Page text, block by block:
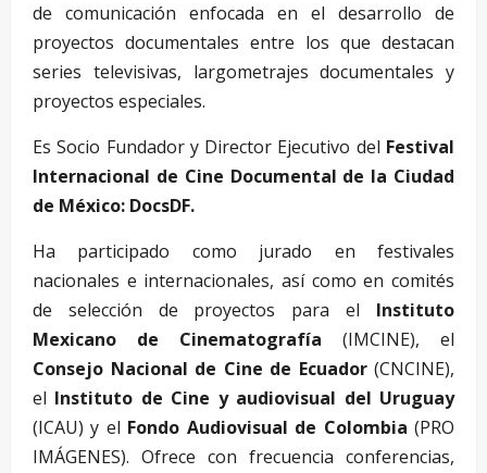
de comunicación enfocada en el desarrollo de
proyectos documentales entre los que destacan
series televisivas, largometrajes documentales y
proyectos especiales.
Es Socio Fundador y Director Ejecutivo del Festival
Internacional de Cine Documental de la Ciudad
de México: DocsDF.
Ha participado como jurado en festivales
nacionales e internacionales, así como en comités
de selección de proyectos para el Instituto
Mexicano de Cinematografía (IMCINE), el
Consejo Nacional de Cine de Ecuador(CNCINE),
el Instituto de Cine y audiovisual del Uruguay
(ICAU) y el Fondo Audiovisual de Colombia (PRO
IMÁGENES). Ofrece con frecuencia conferencias,